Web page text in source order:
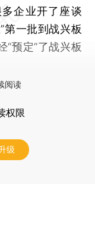
企业开了座谈
第一批到战兴板
“预定”了战兴板
阅读
权限
级